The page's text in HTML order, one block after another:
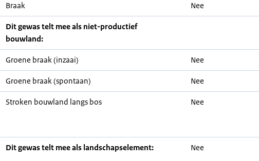
Braak Nee
Dit gewas telt mee als niet-productief
bouwland:
Groene braak (inzaai) Nee
Groene braak (spontaan) Nee
Stroken bouwland langs bos Nee
Dit gewas telt mee als landschapselement: Nee